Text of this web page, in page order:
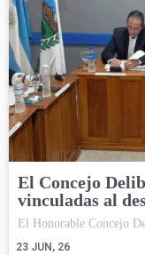
El Concejo
vinculadas al
23 JUN, 26
El Honorable Concejo